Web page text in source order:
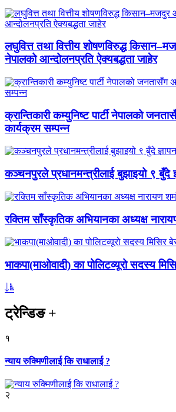
लघुवित्त तथा वित्तीय शोषणविरुद्ध
नेपालको आन्दोलनप्रति ऐक्यबद्धता जाहेर
क्रान्तिकारी कम्युनिष्ट पार्टी नेपालको
कार्यक्रम सम्पन्न
कञ्चनपुरले प्रधानमन्त्रीलाई बुझाइयो ९ बुँदे
रक्तिम साँस्कृतिक अभियानका अध्यक्ष
भाकपा(माओवादी) का पोलिटव्यूरो सदस्य
ट्रेन्डिङ+
१
न्याय रुक्मिणीलाई कि राधालाई ?
२